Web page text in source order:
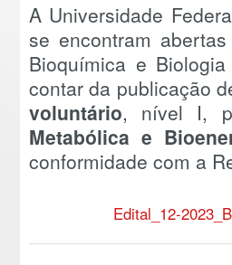
A Universidade
se encontram
Bioquímica e
contar da publicação
voluntário, nível I,
Metabólica e
conformidade com a
Edital_12-